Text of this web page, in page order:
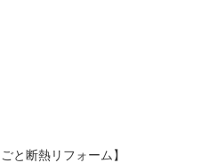
と断熱リフォーム】